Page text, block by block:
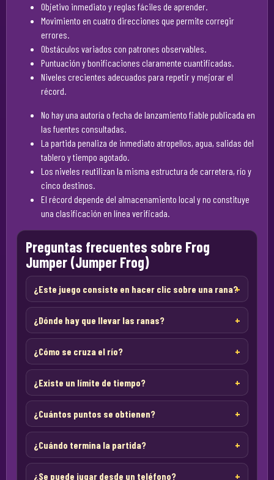
Objetivo inmediato y reglas fáciles de aprender.
Movimiento en cuatro direcciones que permite corregir
errores.
Obstáculos variados con patrones observables.
Puntuación y bonificaciones claramente cuantificadas.
Niveles crecientes adecuados para repetir y mejorar el
récord.
No hay una autoría o fecha de lanzamiento fiable publicada en
las fuentes consultadas.
La partida penaliza de inmediato atropellos, agua, salidas del
tablero y tiempo agotado.
Los niveles reutilizan la misma estructura de carretera, río y
cinco destinos.
El récord depende del almacenamiento local y no constituye
una clasificación en línea verificada.
Preguntas frecuentes sobre Frog
Jumper (Jumper Frog)
¿Este juego consiste en hacer clic sobre una rana?
¿Dónde hay que llevar las ranas?
¿Cómo se cruza el río?
¿Existe un límite de tiempo?
¿Cuántos puntos se obtienen?
¿Cuándo termina la partida?
¿Se puede jugar desde un teléfono?